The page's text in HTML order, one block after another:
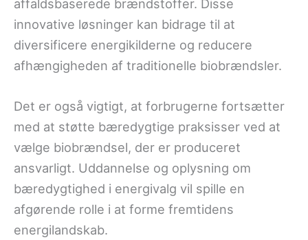
affaldsbaserede brændstoffer. Disse
innovative løsninger kan bidrage til at
diversificere energikilderne og reducere
afhængigheden af traditionelle biobrændsler.
Det er også vigtigt, at forbrugerne fortsætter
med at støtte bæredygtige praksisser ved at
vælge biobrændsel, der er produceret
ansvarligt. Uddannelse og oplysning om
bæredygtighed i energivalg vil spille en
afgørende rolle i at forme fremtidens
energilandskab.